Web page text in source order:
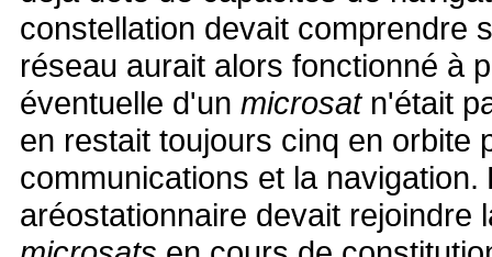
constellation devait comprendre
réseau aurait alors fonctionné à
éventuelle d'un microsatn'était
en restait toujours cinq en orbite
communications et la navigation.
aréostationnaire devait rejoindre